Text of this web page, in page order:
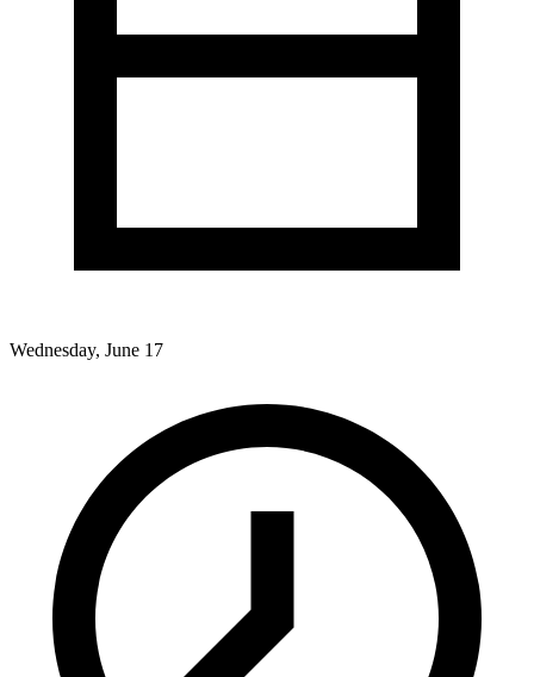
Wednesday, June 17